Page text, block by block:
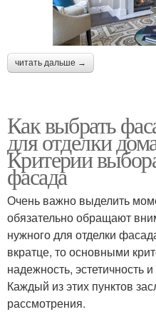
читать дальше →
Как выбрать
для отделки
Критерии
фасада
Очень важно выделить
обязательно обращают
нужного для отделки
вкратце, то основными
надежность, эстетичность
Каждый из этих пунктов
рассмотрения.